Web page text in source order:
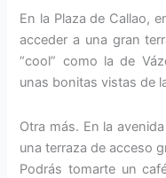
En la Plaza de Callao,
acceder a una gran
“cool” como la de
unas bonitas vistas de
Otra más. En la
una terraza de acceso
Podrás tomarte un